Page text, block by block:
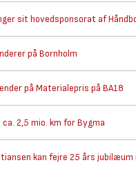
sit hovedsponsorat af
på Bornholm
på Materialepris på BA18
2,5 mio. km for Bygma
kan fejre 25 års jubilæum